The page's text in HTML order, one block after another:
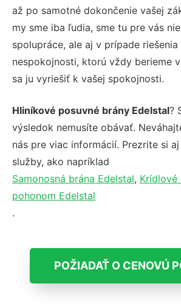
až po samotné dokončenie vašej
my sme iba ľudia, sme tu pre vás
spolupráce, ale aj v prípade
nespokojnosti, ktorú vždy berieme
sa ju vyriešiť k vašej spokojnosti.
Hliníkové posuvné brány Edelstal?
výsledok nemusíte obávať.
nás pre viac informácií. Prezrite si
služby, ako napríklad
Samonosná brána Edelstal, Krídlové
pohonom Edelstal
.
POŽIADAŤ O CENOVÚ